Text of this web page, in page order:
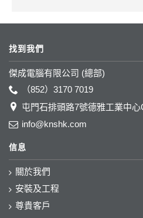
找到我們
傑成電腦有限公司 (總部)
（852）3170 7019
屯門石排頭路7號德雅工業中心
info@knshk.com
信息
關於我們
安裝及工程
尊貴客戶